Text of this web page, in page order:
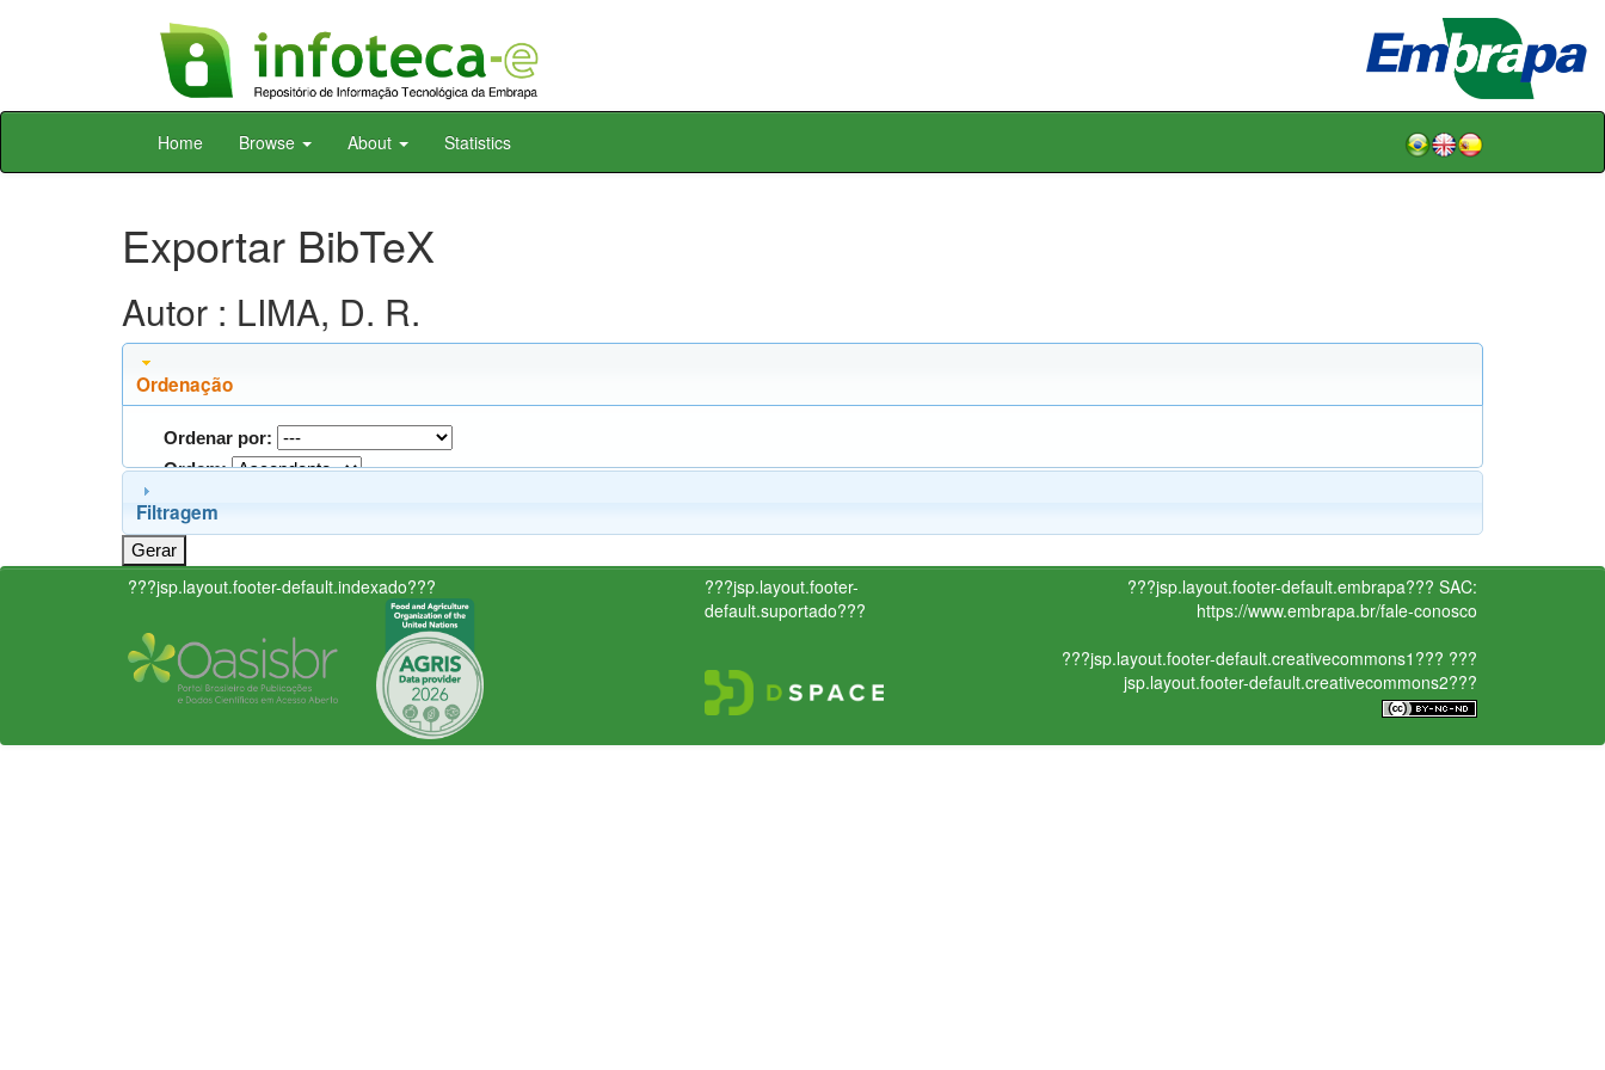
Skip
Home Browse About Statistics
Exportar BibTeX
Autor : LIMA, D. R.
Ordenação
Ordenar por:
Ordem:
Filtragem
???jsp.layout.footer-default.indexado???
???jsp.layout.footer-
default.suportado???
???jsp.layout.footer-default.embrapa??? SAC:
https://www.embrapa.br/fale-conosco
???jsp.layout.footer-default.creativecommons1??? ???
jsp.layout.footer-default.creativecommons2???